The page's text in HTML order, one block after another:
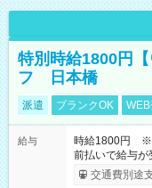
特別時給1800円
フ 日本橋
派遣 ブランクOK
給与
時給1800円 ※
前払いで給与が
交通費別途